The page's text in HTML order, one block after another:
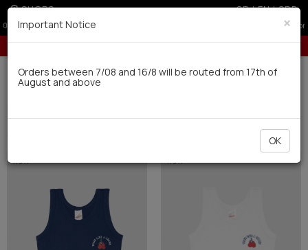
SHOPS GR|EN|SRB
10% off for orders over 250€ for EU & 300€ for non EU
Delivery in 7-9 working days via UPS
Filter
×
Important Notice
Orders between 7/08 and 16/8 will be routed from 17th of
August and above
OK